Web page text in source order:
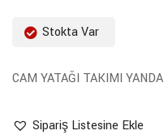
Stokta Var
CAM YATAĞI TAKIMI
Sipariş Listesine Ekle